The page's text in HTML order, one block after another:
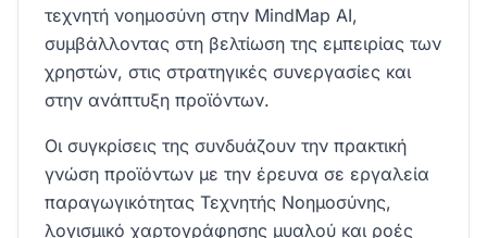
τεχνητή νοημοσύνη στην MindMap AI,
συμβάλλοντας στη βελτίωση της εμπειρίας των
χρηστών, στις στρατηγικές συνεργασίες και
στην ανάπτυξη προϊόντων.
Οι συγκρίσεις της συνδυάζουν την πρακτική
γνώση προϊόντων με την έρευνα σε εργαλεία
παραγωγικότητας Τεχνητής Νοημοσύνης,
λογισμικό χαρτογράφησης μυαλού και ροές